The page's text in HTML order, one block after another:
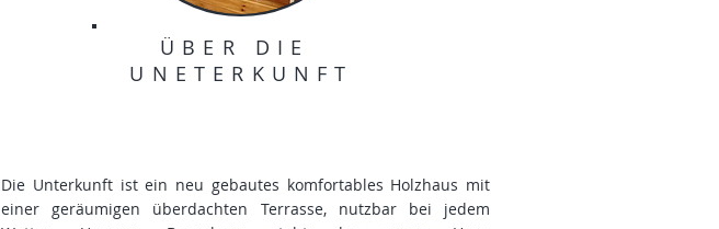
ÜBER DIE
UNETERKUNFT
Die Unterkunft ist ein neu gebautes komfortables Holzhaus mit
einer geräumigen überdachten Terrasse, nutzbar bei jedem